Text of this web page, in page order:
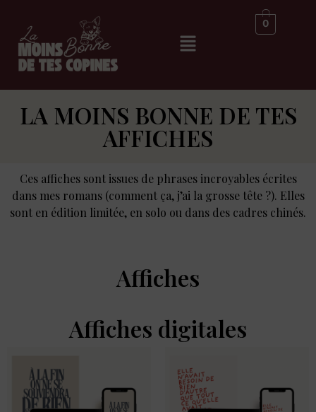
0
LA MOINS BONNE DE TES
AFFICHES
Ces affiches sont issues de phrases incroyables écrites
dans mes romans (comment ça, j’ai la grosse tête ?). Elles
sont en édition limitée, en solo ou dans des cadres chinés.
Affiches
Affiches digitales